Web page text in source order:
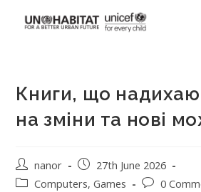
Книги, що
на зміни та нові
nanor
27th June 2026
Computers, Games
0